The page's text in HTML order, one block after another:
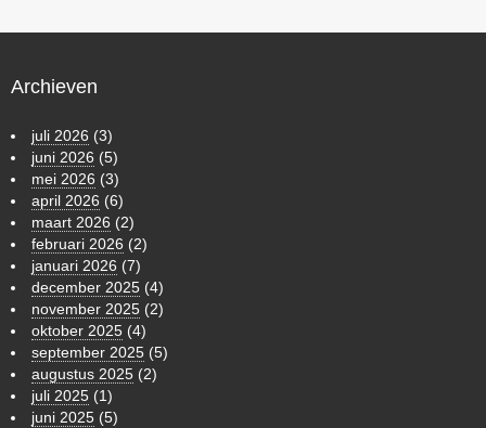
Archieven
juli 2026 (3)
juni 2026 (5)
mei 2026 (3)
april 2026 (6)
maart 2026 (2)
februari 2026 (2)
januari 2026 (7)
december 2025 (4)
november 2025 (2)
oktober 2025 (4)
september 2025 (5)
augustus 2025 (2)
juli 2025 (1)
juni 2025 (5)